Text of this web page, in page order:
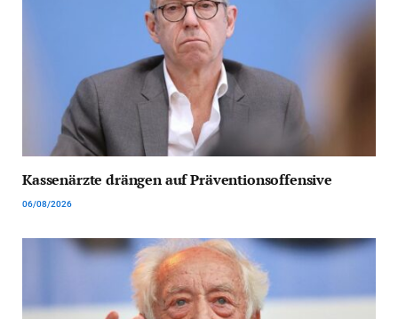
Kassenärzte drängen auf Präventionsoffensive
06/08/2026